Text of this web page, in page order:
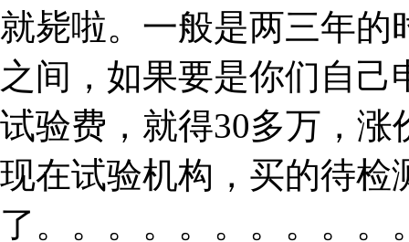
就毙啦。一般是两三年的
之间，如果要是你们自
试验费，就得30多万，
现在试验机构，买的待检
了。。。。。。。。。